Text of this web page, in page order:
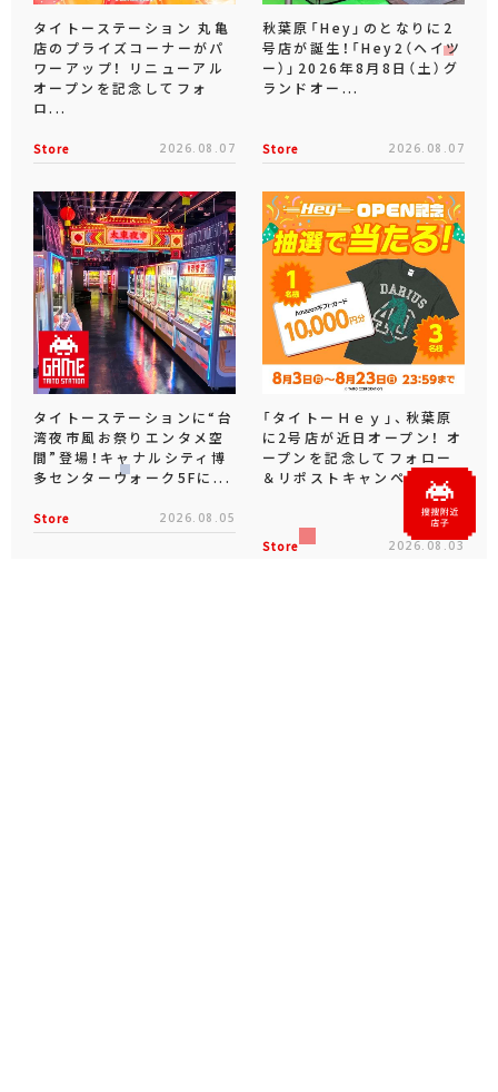
タイトーステーション 丸亀
店のプライズコーナーがパ
ワーアップ！ リニューアル
オープンを記念してフォ
ロ...
Store 2026.08.07
秋葉原「Hey」のとなりに2
号店が誕生！「Hey2（ヘイツ
ー）」2026年8月8日（土）グ
ランドオー...
Store 2026.08.07
タイトーステーションに“台
湾夜市風お祭りエンタメ空
間”登場！キャナルシティ博
多センターウォーク5Fに...
Store 2026.08.05
「タイトーＨｅｙ」、秋葉原
に2号店が近日オープン！ オ
ープンを記念してフォロー
＆リポストキャンペーン...
Store 2026.08.03